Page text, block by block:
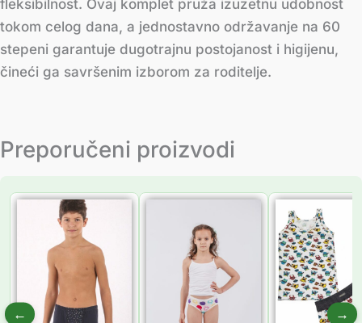
fleksibilnost. Ovaj komplet pruža izuzetnu udobnost
tokom celog dana, a jednostavno održavanje na 60
stepeni garantuje dugotrajnu postojanost i higijenu,
čineći ga savršenim izborom za roditelje.
Preporučeni proizvodi
←
Распон
цена:
од
309.00 рсд
до
379.00 рсд
Распон
249.00 рсд
до
291.00 рсд
Распон
до
945.00
→